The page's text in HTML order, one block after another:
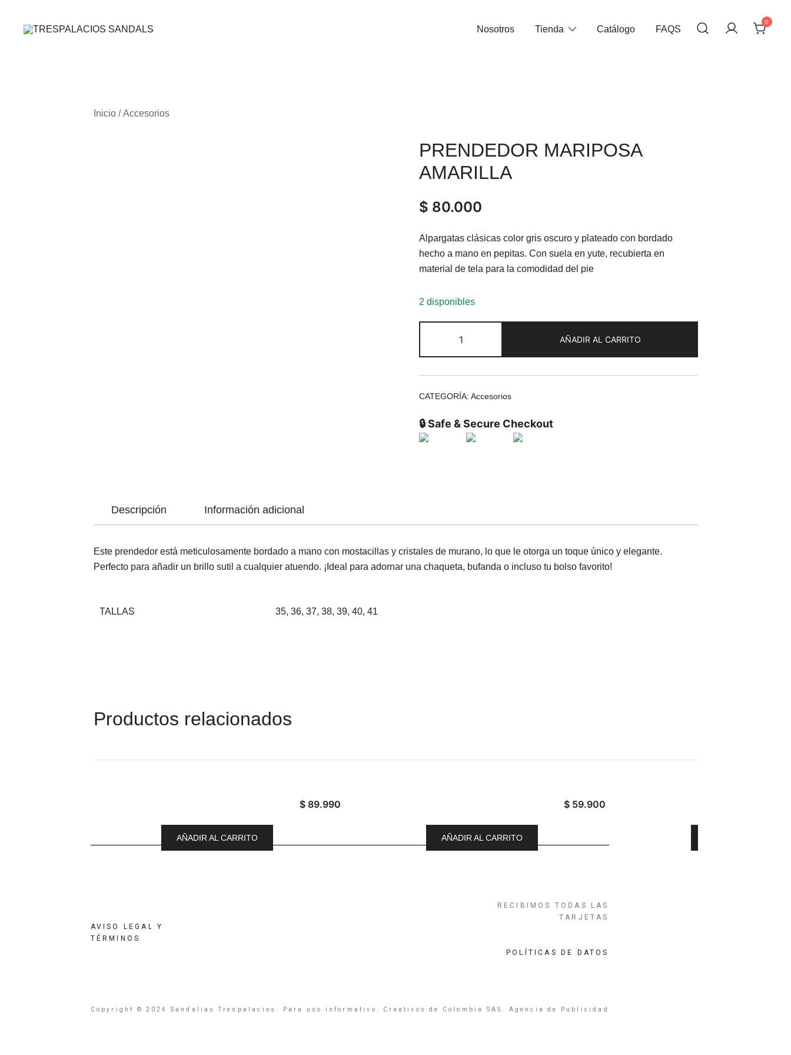
Nosotros Tienda Catálogo FAQS
0
Inicio/Accesorios
PRENDEDOR MARIPOSA
AMARILLA
$ 80.000
Alpargatas clásicas color gris oscuro y plateado con bordado
hecho a mano en pepitas. Con suela en yute, recubierta en
material de tela para la comodidad del pie
2 disponibles
AÑADIR AL CARRITO
CATEGORÍA: Accesorios
🔒 Safe & Secure Checkout
Descripción Información adicional
Este prendedor está meticulosamente bordado a mano con mostacillas y cristales de murano, lo que le otorga un toque único y elegante.
Perfecto para añadir un brillo sutil a cualquier atuendo. ¡Ideal para adornar una chaqueta, bufanda o incluso tu bolso favorito!
TALLAS 35, 36, 37, 38, 39, 40, 41
Productos relacionados
$89.990
AÑADIR AL CARRITO
$59.900
AÑADIR AL CARRITO
AVISO LEGAL Y
TÉRMINOS
RECIBIMOS TODAS LAS
TARJETAS
POLÍTICAS DE DATOS
Copyright © 2024 Sandalias Trespalacios. Para uso informativo. Creativos de Colombia SAS. Agencia de Publicidad